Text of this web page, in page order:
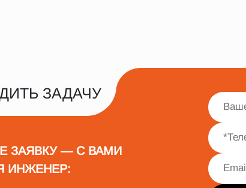
ЗАДАЧУ
ЗАЯВКУ — С ВАМИ
ИНЖЕНЕР: